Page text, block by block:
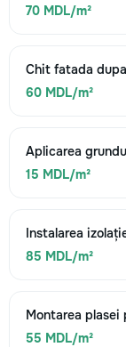
70 MDL/m²
Chit fatada
60 MDL/m²
Aplicarea
15 MDL/m²
Instalarea
85 MDL/m²
Montarea plasei
55 MDL/m²